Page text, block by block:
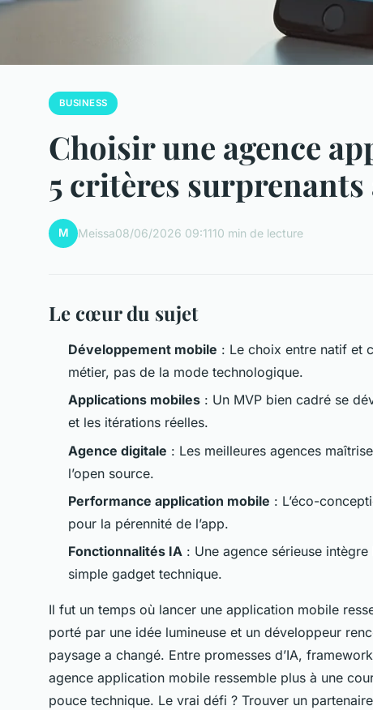
BUSINESS
Choisir une agence
5 critères
M Meissa08/06/2026 09:1110 min de lecture
Le cœur du sujet
Développement mobile : Le choix entre natif et
métier, pas de la mode technologique.
Applications mobiles : Un MVP bien cadré se
et les itérations réelles.
Agence digitale : Les meilleures agences
l’open source.
Performance application mobile : L’éco-
pour la pérennité de l’app.
Fonctionnalités IA : Une agence sérieuse
simple gadget technique.
Il fut un temps où lancer une application mobile
porté par une idée lumineuse et un développeur
paysage a changé. Entre promesses d’IA,
agence application mobile ressemble plus à une
pouce technique. Le vrai défi ? Trouver un